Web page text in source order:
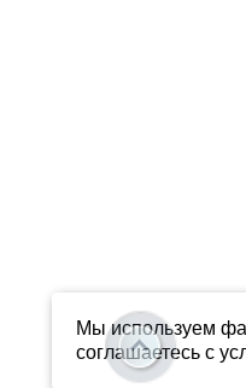
Мы используем
соглашаетесь с